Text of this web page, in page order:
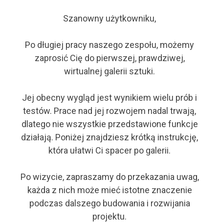
Szanowny użytkowniku,
Po długiej pracy naszego zespołu, możemy
zaprosić Cię do pierwszej, prawdziwej,
wirtualnej galerii sztuki.
Jej obecny wygląd jest wynikiem wielu prób i
testów. Prace nad jej rozwojem nadal trwają,
dlatego nie wszystkie przedstawione funkcje
działają. Poniżej znajdziesz krótką instrukcję,
która ułatwi Ci spacer po galerii.
Po wizycie, zapraszamy do przekazania uwag,
każda z nich może mieć istotne znaczenie
podczas dalszego budowania i rozwijania
projektu.